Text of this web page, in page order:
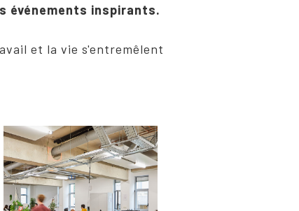
événements inspirants.
et la vie s'entremêlent